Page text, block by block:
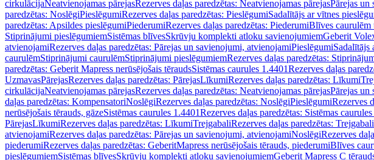
cirkulācijaNeatvienojamas pārejasRezerves daļas paredzētas: Neatvienojamas pārejasPārejas un
paredzētas: NoslēgiPieslēgumiRezerves daļas paredzētas: PieslēgumiSadalītājs ar vītnes
paredzētas: Apsildes pieslēgumiPiederumiRezerves daļas paredzētas: PiederumiBlīves caurulēm
Stiprinājumi pieslēgumiemSistēmas blīvesSkrūvju komplekti atloku savienojumiemGeberit
atvienojamiRezerves daļas paredzētas: Pārejas un savienojumi, atvienojamiPieslēgumiSadalītājs
caurulēmStiprinājumi caurulēmStiprinājumi pieslēgumiemRezerves daļas paredzētas:
paredzētas: Geberit Mapress nerūsējošais tēraudsSistēmas caurules 1.4401Rezerves daļas
UzmavasPārejasRezerves daļas paredzētas: PārejasLīkumiRezerves daļas paredzētas: Līkumi
cirkulācijaNeatvienojamas pārejasRezerves daļas paredzētas: Neatvienojamas pārejasPārejas un
daļas paredzētas: KompensatoriNoslēgiRezerves daļas paredzētas: NoslēgiPieslēgumiRezerves
nerūsējošais tērauds, gāzeSistēmas caurules 1.4401Rezerves daļas paredzētas: Sistēmas
PārejasLīkumiRezerves daļas paredzētas: LīkumiTrejgabaliRezerves daļas paredzētas: Trejgabali
atvienojamiRezerves daļas paredzētas: Pārejas un savienojumi, atvienojamiNoslēgiRezerves
piederumiRezerves daļas paredzētas: GeberitMapress nerūsējošais tērauds, piederumiBlīves
pieslēgumiemSistēmas blīvesSkrūvju komplekti atloku savienojumiemGeberit Mapress C